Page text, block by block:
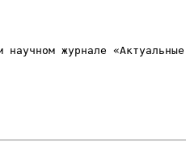
научном журнале